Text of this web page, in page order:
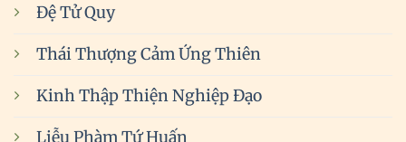
Đệ Tử Quy
Thái Thượng Cảm Ứng Thiên
Kinh Thập Thiện Nghiệp Đạo
Liễu Phàm Tứ Huấn